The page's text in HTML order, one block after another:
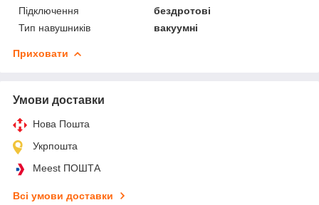
Підключення
бездротові
Тип навушників
вакуумні
Приховати
Умови доставки
Нова Пошта
Укрпошта
Meest ПОШТА
Всі умови доставки